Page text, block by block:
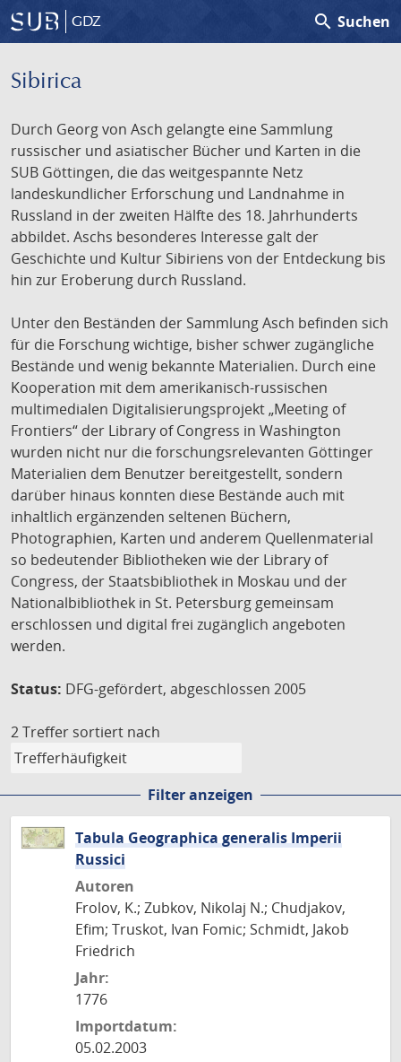
GDZ search Suchen
Sibirica
Durch Georg von Asch gelangte eine Sammlung
russischer und asiatischer Bücher und Karten in die
SUB Göttingen, die das weitgespannte Netz
landeskundlicher Erforschung und Landnahme in
Russland in der zweiten Hälfte des 18. Jahrhunderts
abbildet. Aschs besonderes Interesse galt der
Geschichte und Kultur Sibiriens von der Entdeckung bis
hin zur Eroberung durch Russland.
Unter den Beständen der Sammlung Asch befinden sich
für die Forschung wichtige, bisher schwer zugängliche
Bestände und wenig bekannte Materialien. Durch eine
Kooperation mit dem amerikanisch-russischen
multimedialen Digitalisierungsprojekt „Meeting of
Frontiers“ der Library of Congress in Washington
wurden nicht nur die forschungsrelevanten Göttinger
Materialien dem Benutzer bereitgestellt, sondern
darüber hinaus konnten diese Bestände auch mit
inhaltlich ergänzenden seltenen Büchern,
Photographien, Karten und anderem Quellenmaterial
so bedeutender Bibliotheken wie der Library of
Congress, der Staatsbibliothek in Moskau und der
Nationalbibliothek in St. Petersburg gemeinsam
erschlossen und digital frei zugänglich angeboten
werden.
Status: DFG-gefördert, abgeschlossen 2005
2 Treffer sortiert nach
Filter anzeigen
Tabula Geographica generalis Imperii
Russici
Autoren
Frolov, K.; Zubkov, Nikolaj N.; Chudjakov,
Efim; Truskot, Ivan Fomic; Schmidt, Jakob
Friedrich
Jahr:
1776
Importdatum:
05.02.2003